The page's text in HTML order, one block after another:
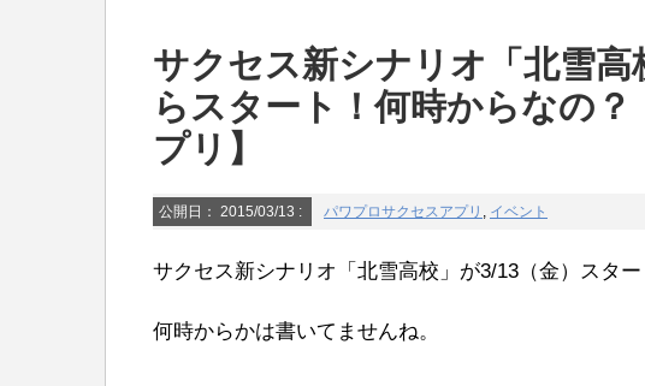
サクセス新シナリオ「北雪
らスタート！何時からなの
プリ】
公開日： 2015/03/13 : パワプロサクセスアプリ , イベント
サクセス新シナリオ「北雪高校」が3/13（金）スター
何時からかは書いてませんね。